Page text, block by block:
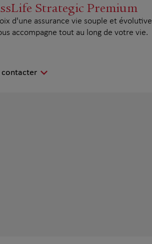
Strategic Premium
d'une assurance vie souple et évolutive
accompagne tout au long de votre vie.
contacter